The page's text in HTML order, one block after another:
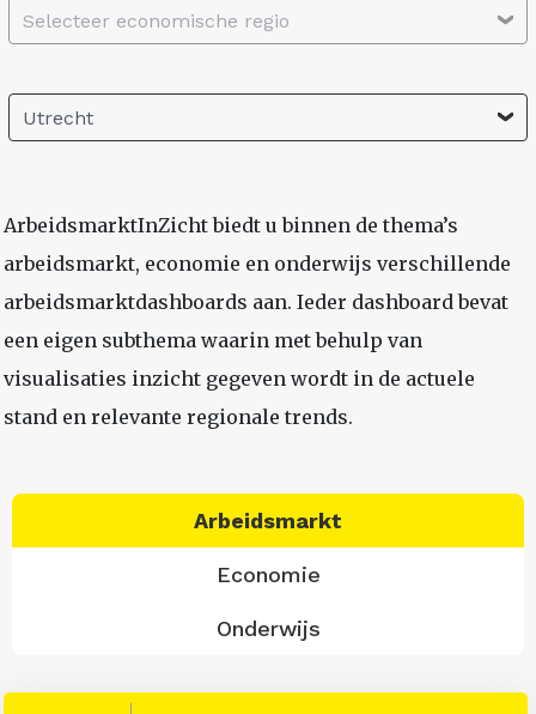
Selecteer economische regio
Utrecht
ArbeidsmarktInZicht biedt u binnen de thema’s
arbeidsmarkt, economie en onderwijs verschillende
arbeidsmarktdashboards aan. Ieder dashboard bevat
een eigen subthema waarin met behulp van
visualisaties inzicht gegeven wordt in de actuele
stand en relevante regionale trends.
Arbeidsmarkt
Economie
Onderwijs